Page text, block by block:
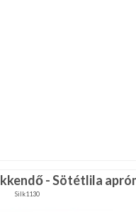
- Sötétlila
Silk1130